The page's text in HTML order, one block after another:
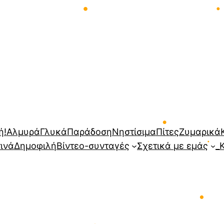
•
ΑλμυράΓλυκάΠαράδοσηΝηστίσιμαΠίτεςΖυμαρικά
ΔημοφιλήΒίντεο-συνταγές Σχετικά με εμάς